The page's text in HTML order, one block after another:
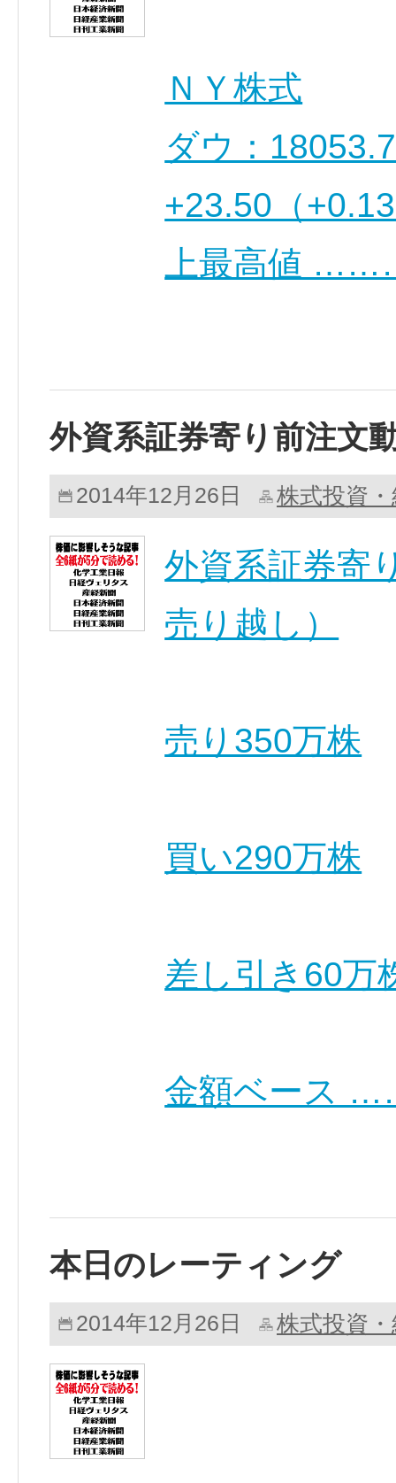
ＮＹ株式
ダウ：
+23.50（
上最高値
外資系証券寄り前注文
2014年12月26日 株式投資
外資系証券寄
売り越し）
売り350万株
買い290万株
差し引き60万
金額ベース
本日のレーティング
2014年12月26日 株式投資